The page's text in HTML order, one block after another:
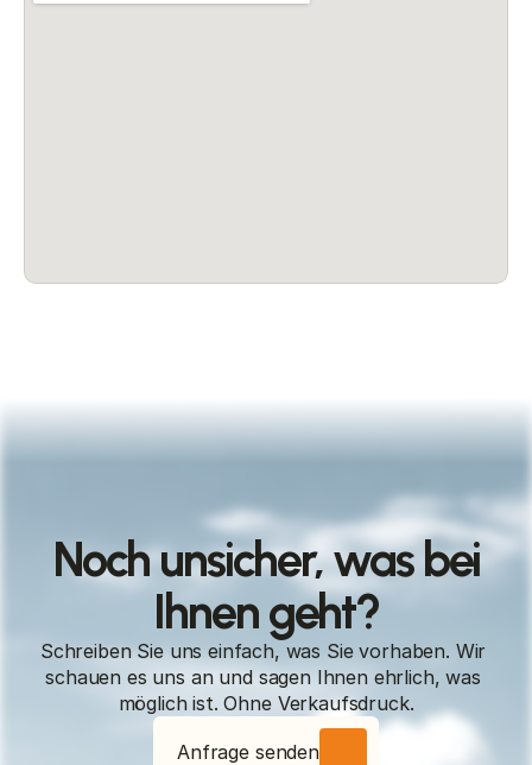
Noch unsicher, was bei
Ihnen geht?
Schreiben Sie uns einfach, was Sie vorhaben. Wir
schauen es uns an und sagen Ihnen ehrlich, was
möglich ist. Ohne Verkaufsdruck.
Anfrage senden